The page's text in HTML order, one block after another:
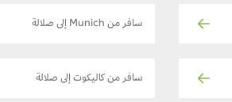
سافر من Munich إلى صلالة
سافر من كاليكوت إلى صلالة